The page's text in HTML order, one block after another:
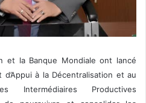
et la Banque Mondiale ont lancé
à la Décentralisation et au
Intermédiaires Productives